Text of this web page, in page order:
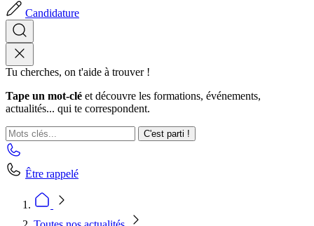
Candidature
Tu cherches, on t'aide à trouver !
Tape un mot-clé et découvre les formations, événements,
actualités... qui te correspondent.
C'est parti !
Être rappelé